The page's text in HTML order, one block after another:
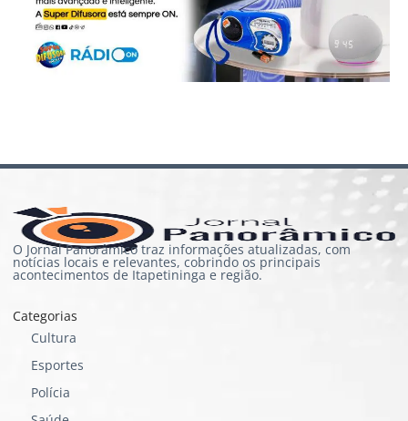
O Jornal Panorâmico traz informações atualizadas, com
notícias locais e relevantes, cobrindo os principais
acontecimentos de Itapetininga e região.
Categorias
Cultura
Esportes
Polícia